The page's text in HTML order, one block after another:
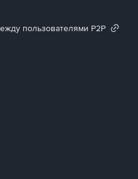
пользователями P2P